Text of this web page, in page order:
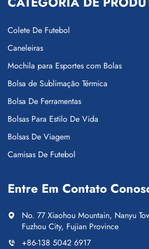
Colete De Futebol
Caneleiras
Mochila para Esportes com Bolas
Bolsa de Sublimação Térmica
Bolsa De Ferramentas
Bolsas Para Estilo De Vida
Bolsas De Viagem
Camisas De Futebol
Entre Em Contato
No. 77 Xiaohou Mountain, Nanyu
Fuzhou City, Fujian Province
+86-138 5042 6917